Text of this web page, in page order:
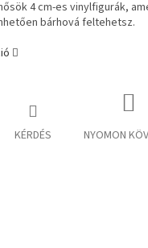
4 cm-es vinylfigurák,
bárhová feltehetsz.
KÉRDÉS NYOMON